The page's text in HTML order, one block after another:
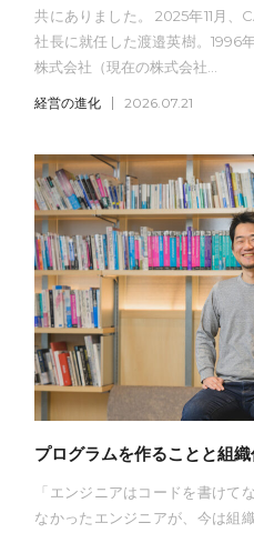
共にありました。 2025年11月、
社長に就任した渡邉英樹。1996
株式会社（現在の株式会社...
経営の進化 2026.07.21
プログラムを作ることと組織
「エンジニアはコードを書けて
なかったエンジニアが、今は組